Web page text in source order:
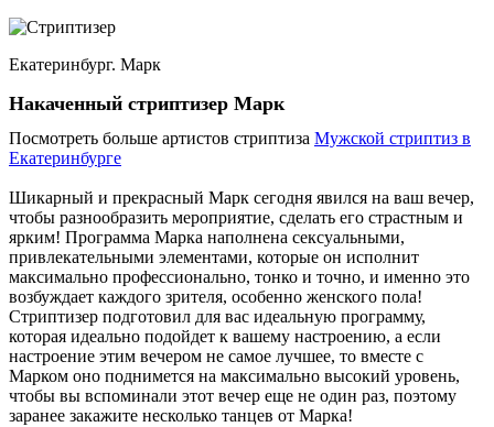
Екатеринбург. Марк
Накаченный стриптизер Марк
Посмотреть больше артистов стриптиза Мужской стриптиз в
Екатеринбурге
Шикарный и прекрасный Марк сегодня явился на ваш вечер,
чтобы разнообразить мероприятие, сделать его страстным и
ярким! Программа Марка наполнена сексуальными,
привлекательными элементами, которые он исполнит
максимально профессионально, тонко и точно, и именно это
возбуждает каждого зрителя, особенно женского пола!
Стриптизер подготовил для вас идеальную программу,
которая идеально подойдет к вашему настроению, а если
настроение этим вечером не самое лучшее, то вместе с
Марком оно поднимется на максимально высокий уровень,
чтобы вы вспоминали этот вечер еще не один раз, поэтому
заранее закажите несколько танцев от Марка!